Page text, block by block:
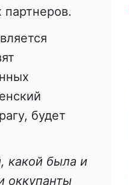
будет
какой была и
оккупанты